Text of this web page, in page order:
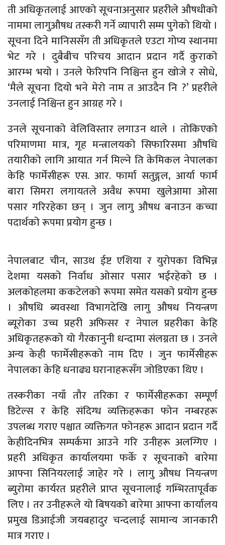
ती अधिकृतलाई आएको सूचनाअनुसार प्रहरीले औषधीको
नाममा लागुऔषध तस्करी गर्ने व्यापारी सम्म पुगेको थियो ।
सूचना दिने मानिससँग ती अधिकृतले एउटा गोप्य स्थानमा
भेट गरे । दुबैबीच परिचय आदान प्रदान गर्दै कुराको
आरम्भ भयो । उनले फेरिपनि निश्चिन्त हुन खोजे र सोधे,
‘मैले सूचना दियो भने मेरो नाम त आउदैन नि ?’ प्रहरीले
उनलाई निश्चिन्त हुन आग्रह गरे ।
उनले सूचनाको वेलिविस्तार लगाउन थाले । तोकिएको
परिमाणमा मात्र, गृह मन्त्रालयको सिफारिसमा औषधि
तयारीको लागि आयात गर्न मिल्ने ति केमिकल नेपालका
केहि फार्मेसीहरू एस. आर. फार्मा सतुङ्गल, आर्या फार्म
बारा सिमरा लगायतले अवैध रूपमा खुलेआमा ओसा
पसार गरिरहेका छन् । जुन लागु औषध बनाउन कच्चा
पदार्थको रूपमा प्रयोग हुन्छ ।
नेपालबाट चीन, साउथ ईष्ट एशिया र युरोपका विभिन्न
देशमा यसको निर्वाध ओसार पसार भईरहेको छ ।
अलकोहलमा ककटेलको रूपमा समेत यसको प्रयोग हुन्छ
। औषधि ब्यवस्था विभागदेखि लागु औषध नियन्त्रण
ब्यूरोका उच्च प्रहरी अफिसर र नेपाल प्रहरीका केहि
अधिकृतहरूको यो गैरकानुनी धन्दामा संलग्नता छ । उनले
अन्य केही फार्मेसीहरूको नाम दिए । जुन फार्मेसीहरू
नेपालका केहि धनाढ्य घरानाहरूसँग जोडिएका थिए ।
तस्करीका नयाँ तौर तरिका र फार्मेसीहरूका सम्पूर्ण
डिटेल्स र केहि संदिग्ध व्यक्तिहरूका फोन नम्बरहरू
उपलब्ध गराए पश्चात व्यक्तिगत फोनहरू आदान प्रदान गर्दै
केहीदिनभित्र सम्पर्कमा आउने गरि उनीहरू अलग्गिए ।
प्रहरी अधिकृत कार्यालयमा फर्के र सूचनाको बारेमा
आफ्ना सिनियरलाई जाहेर गरे । लागु औषध नियन्त्रण
ब्युरोमा कार्यरत प्रहरीले प्राप्त सूचनालाई गम्भिरतापूर्वक
लिए । तर उनीहरूले यो बिषयको बारेमा आफ्ना कार्यालय
प्रमुख डिआईजी जयबहादुर चन्दलाई सामान्य जानकारी
मात्र गराए ।